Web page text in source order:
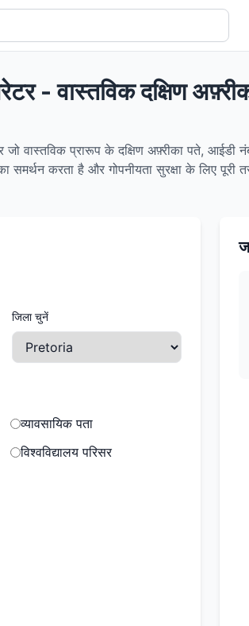
- वास्तविक दक्षिण
वास्तविक प्रारूप के दक्षिण अफ़्रीका पते, आईडी
समर्थन करता है और गोपनीयता सुरक्षा के लिए पूरी
जिला चुनें
व्यावसायिक पता
विश्वविद्यालय परिसर